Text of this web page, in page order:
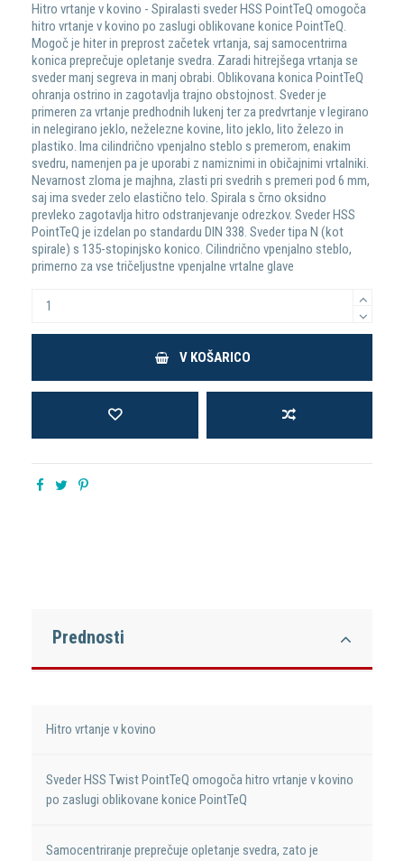
Hitro vrtanje v kovino - Spiralasti sveder HSS PointTeQ omogoča
hitro vrtanje v kovino po zaslugi oblikovane konice PointTeQ.
Mogoč je hiter in preprost začetek vrtanja, saj samocentrirna
konica preprečuje opletanje svedra. Zaradi hitrejšega vrtanja se
sveder manj segreva in manj obrabi. Oblikovana konica PointTeQ
ohranja ostrino in zagotavlja trajno obstojnost. Sveder je
primeren za vrtanje predhodnih lukenj ter za predvrtanje v legirano
in nelegirano jeklo, neželezne kovine, lito jeklo, lito železo in
plastiko. Ima cilindrično vpenjalno steblo s premerom, enakim
svedru, namenjen pa je uporabi z namiznimi in običajnimi vrtalniki.
Nevarnost zloma je majhna, zlasti pri svedrih s premeri pod 6 mm,
saj ima sveder zelo elastično telo. Spirala s črno oksidno
prevleko zagotavlja hitro odstranjevanje odrezkov. Sveder HSS
PointTeQ je izdelan po standardu DIN 338. Sveder tipa N (kot
spirale) s 135-stopinjsko konico. Cilindrično vpenjalno steblo,
primerno za vse tričeljustne vpenjalne vrtalne glave
V KOŠARICO
Prednosti
Hitro vrtanje v kovino
Sveder HSS Twist PointTeQ omogoča hitro vrtanje v kovino
po zaslugi oblikovane konice PointTeQ
Samocentriranje preprečuje opletanje svedra, zato je